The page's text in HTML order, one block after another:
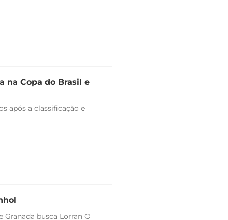
na Copa do Brasil e
após a classificação e
busca Lorran O